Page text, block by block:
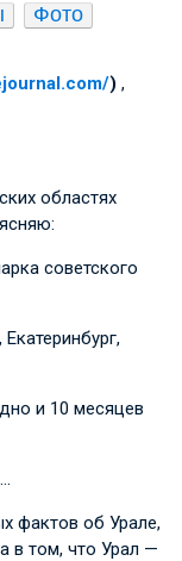
Фото
) ,
областях
советского
и 10 месяцев
фактов об Урале,
в том, что Урал —